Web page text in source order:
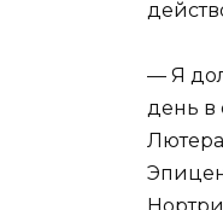
— Я
день в